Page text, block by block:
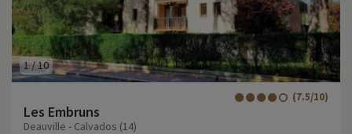
1/10
Les Embruns
(7.5/10)
Deauville - Calvados (14)